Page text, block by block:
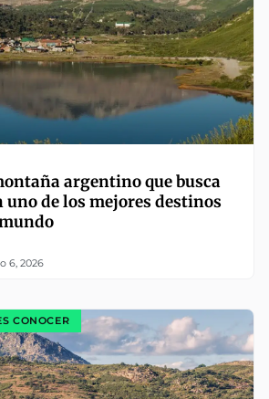
argentino que busca
uno de los mejores destinos
6, 2026
CONOCER